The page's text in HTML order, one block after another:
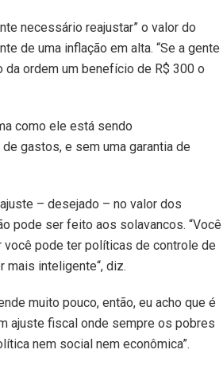
necessário reajustar” o valor do
de uma inflação em alta. “Se a gente
ordem um benefício de R$ 300 o
como ele está sendo
gastos, e sem uma garantia de
– desejado – no valor dos
pode ser feito aos solavancos. “Você
pode ter políticas de controle de
inteligente“, diz.
muito pouco, então, eu acho que é
ajuste fiscal onde sempre os pobres
nem social nem econômica”.